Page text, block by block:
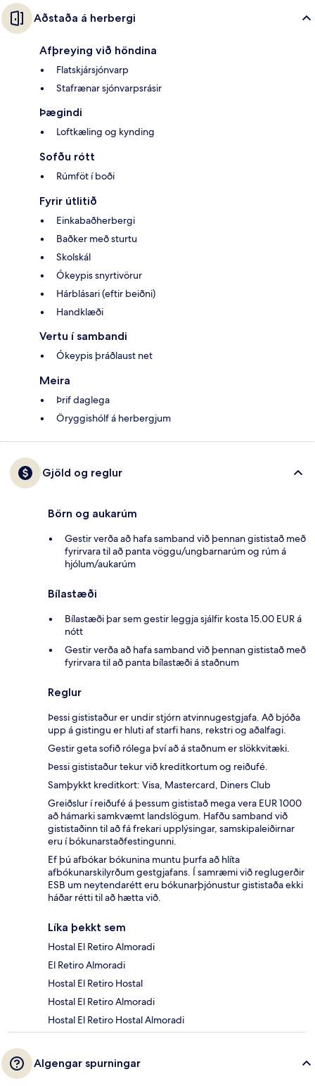
Aðstaða á herbergi
Afþreying við höndina
Flatskjársjónvarp
Stafrænar sjónvarpsrásir
Þægindi
Loftkæling og kynding
Sofðu rótt
Rúmföt í boði
Fyrir útlitið
Einkabaðherbergi
Baðker með sturtu
Skolskál
Ókeypis snyrtivörur
Hárblásari (eftir beiðni)
Handklæði
Vertu í sambandi
Ókeypis þráðlaust net
Meira
Þrif daglega
Öryggishólf á herbergjum
Gjöld og reglur
Börn og aukarúm
Gestir verða að hafa samband við þennan gististað með
fyrirvara til að panta vöggu/ungbarnarúm og rúm á
hjólum/aukarúm
Bílastæði
Bílastæði þar sem gestir leggja sjálfir kosta 15.00 EUR á
nótt
Gestir verða að hafa samband við þennan gististað með
fyrirvara til að panta bílastæði á staðnum
Reglur
Þessi gististaður er undir stjórn atvinnugestgjafa. Að bjóða
upp á gistingu er hluti af starfi hans, rekstri og aðalfagi.
Gestir geta sofið rólega því að á staðnum er slökkvitæki.
Þessi gististaður tekur við kreditkortum og reiðufé.
Samþykkt kreditkort: Visa, Mastercard, Diners Club
Greiðslur í reiðufé á þessum gististað mega vera EUR 1000
að hámarki samkvæmt landslögum. Hafðu samband við
gististaðinn til að fá frekari upplýsingar, samskipaleiðirnar
eru í bókunarstaðfestingunni.
Ef þú afbókar bókunina muntu þurfa að hlíta
afbókunarskilyrðum gestgjafans. Í samræmi við reglugerðir
ESB um neytendarétt eru bókunarþjónustur gististaða ekki
háðar rétti til að hætta við.
Líka þekkt sem
Hostal El Retiro Almoradi
El Retiro Almoradi
Hostal El Retiro Hostal
Hostal El Retiro Almoradi
Hostal El Retiro Hostal Almoradi
Algengar spurningar